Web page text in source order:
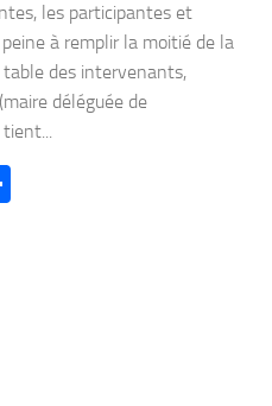
les participantes et
à remplir la moitié de la
table des intervenants,
déléguée de
tient...